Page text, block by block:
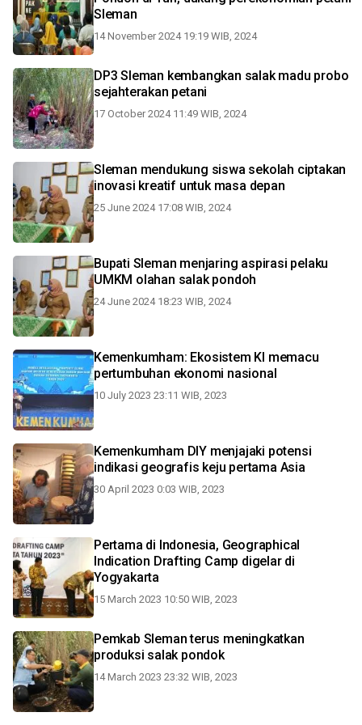
Sleman
14 November 2024 19:19 WIB, 2024
DP3 Sleman kembangkan salak madu probo
sejahterakan petani
17 October 2024 11:49 WIB, 2024
Sleman mendukung siswa sekolah ciptakan
inovasi kreatif untuk masa depan
25 June 2024 17:08 WIB, 2024
Bupati Sleman menjaring aspirasi pelaku
UMKM olahan salak pondoh
24 June 2024 18:23 WIB, 2024
Kemenkumham: Ekosistem KI memacu
pertumbuhan ekonomi nasional
10 July 2023 23:11 WIB, 2023
Kemenkumham DIY menjajaki potensi
indikasi geografis keju pertama Asia
30 April 2023 0:03 WIB, 2023
Pertama di Indonesia, Geographical
Indication Drafting Camp digelar di
Yogyakarta
15 March 2023 10:50 WIB, 2023
Pemkab Sleman terus meningkatkan
produksi salak pondok
14 March 2023 23:32 WIB, 2023